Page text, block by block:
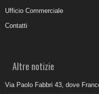
Ufficio Commerciale
Contatti
Altre notizie
Via Paolo Fabbri 43, dove